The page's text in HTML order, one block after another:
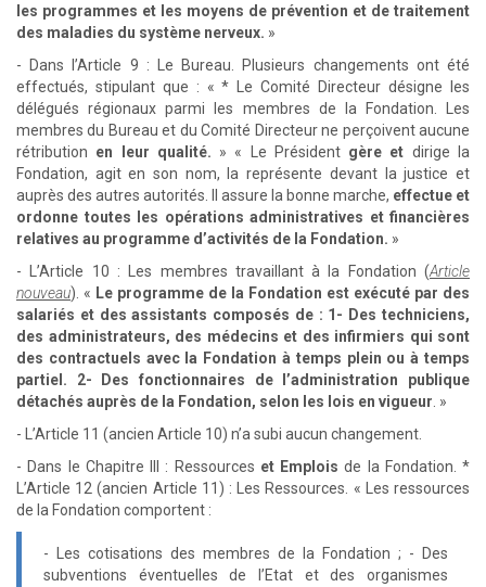
les programmes et les moyens de prévention et de traitement
des maladies du système nerveux. »
- Dans l’Article 9 : Le Bureau. Plusieurs changements ont été
effectués, stipulant que : « * Le Comité Directeur désigne les
délégués régionaux parmi les membres de la Fondation. Les
membres du Bureau et du Comité Directeur ne perçoivent aucune
rétribution en leur qualité. » « Le Président gère et dirige la
Fondation, agit en son nom, la représente devant la justice et
auprès des autres autorités. Il assure la bonne marche, effectue et
ordonne toutes les opérations administratives et financières
relatives au programme d’activités de la Fondation. »
- L’Article 10 : Les membres travaillant à la Fondation (Article
nouveau). « Le programme de la Fondation est exécuté par des
salariés et des assistants composés de : 1- Des techniciens,
des administrateurs, des médecins et des infirmiers qui sont
des contractuels avec la Fondation à temps plein ou à temps
partiel. 2- Des fonctionnaires de l’administration publique
détachés auprès de la Fondation, selon les lois en vigueur . »
- L’Article 11 (ancien Article 10) n’a subi aucun changement.
- Dans le Chapitre III : Ressources et Emplois de la Fondation. *
L’Article 12 (ancien Article 11) : Les Ressources. « Les ressources
de la Fondation comportent :
- Les cotisations des membres de la Fondation ; - Des
subventions éventuelles de l’Etat et des organismes